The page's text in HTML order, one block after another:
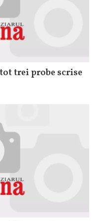
tot trei probe scrise